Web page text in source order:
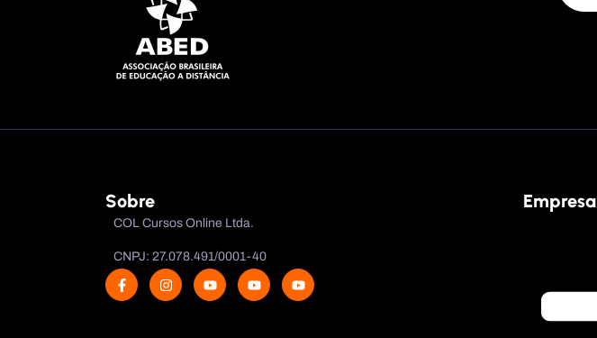
Sobre
COL Cursos Online Ltda.
CNPJ: 27.078.491/0001-40
Empresa